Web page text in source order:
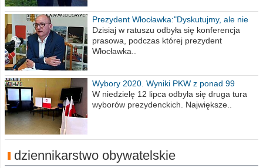
Prezydent Włocławka:"Dyskutujmy, ale nie
obrażajmy się”
Dzisiaj w ratuszu odbyła się konferencja
prasowa, podczas której prezydent
Włocławka..
Wybory 2020. Wyniki PKW z ponad 99
procent obwodów
W niedzielę 12 lipca odbyła się druga tura
wyborów prezydenckich. Największe..
dziennikarstwo obywatelskie